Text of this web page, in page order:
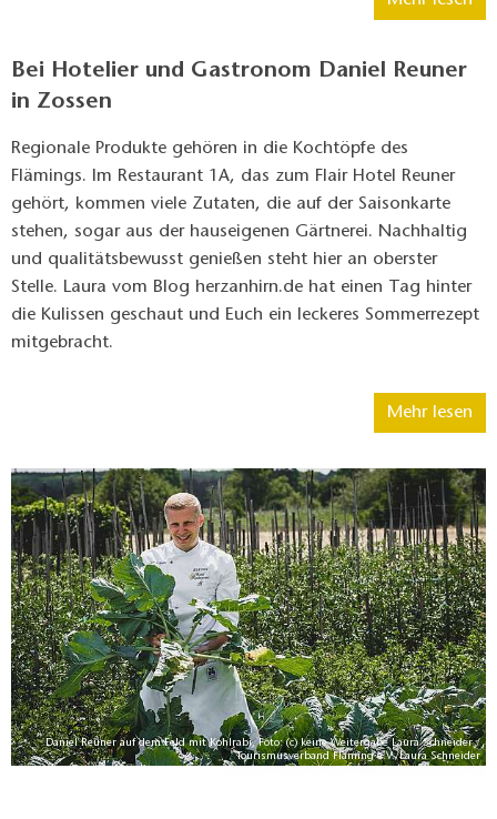
Bei Hotelier und Gastronom Daniel Reuner
in Zossen
Regionale Produkte gehören in die Kochtöpfe des
Flämings. Im Restaurant 1A, das zum Flair Hotel Reuner
gehört, kommen viele Zutaten, die auf der Saisonkarte
stehen, sogar aus der hauseigenen Gärtnerei. Nachhaltig
und qualitätsbewusst genießen steht hier an oberster
Stelle. Laura vom Blog herzanhirn.de hat einen Tag hinter
die Kulissen geschaut und Euch ein leckeres Sommerrezept
mitgebracht.
Mehr lesen
Daniel Reuner auf dem Feld mit Kohlrabi, Foto: (c) keine Weitergabe Laura Schneider /
Tourismusverband Fläming e.V./Laura Schneider